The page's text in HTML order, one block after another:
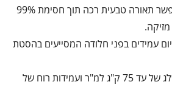
העברת אור בלבד, המאפשר תאורה טבעית רכה תוך חסימת 99%
עמידים בפני חלודה המסייעים בהסטת
עמידות מוכחת: עומס שלג של עד 75 ק"ג למ"ר ועמידות רוח של